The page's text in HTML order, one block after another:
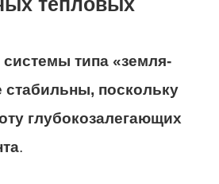
тепловых
типа «земля-
стабильны, поскольку
глубокозалегающих
.